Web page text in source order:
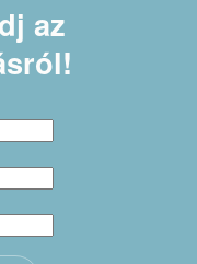
az